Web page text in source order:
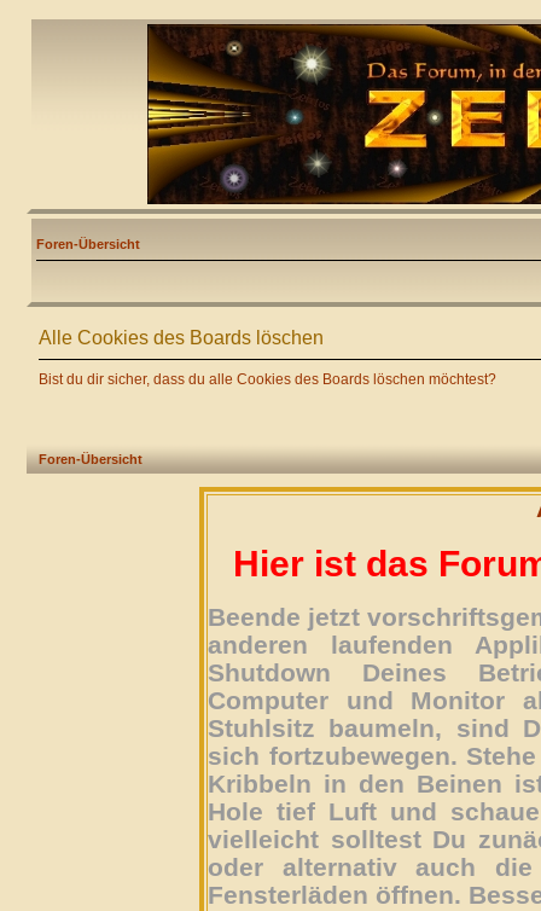
Foren-Übersicht
Alle Cookies des Boards löschen
Bist du dir sicher, dass du alle Cookies des Boards löschen möchtest?
Foren-Übersicht
Hier ist das
Beende jetzt
anderen laufenden
Shutdown Deines
Computer und Monitor
Stuhlsitz baumeln, sind
sich fortzubewegen.
Kribbeln in den Beinen
Hole tief Luft und
vielleicht solltest Du
oder alternativ auch
Fensterläden öffnen.